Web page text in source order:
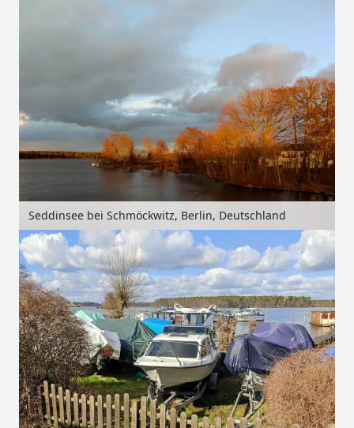
Seddinsee bei Schmöckwitz, Berlin, Deutschland